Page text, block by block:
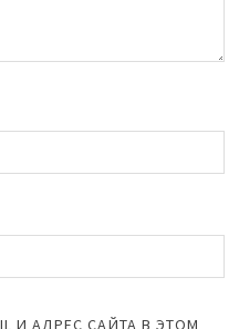
И АДРЕС САЙТА В ЭТОМ